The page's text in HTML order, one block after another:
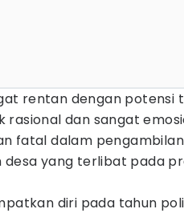
rentan dengan potensi
rasional dan sangat
fatal dalam
yang terlibat pada
diri pada tahun